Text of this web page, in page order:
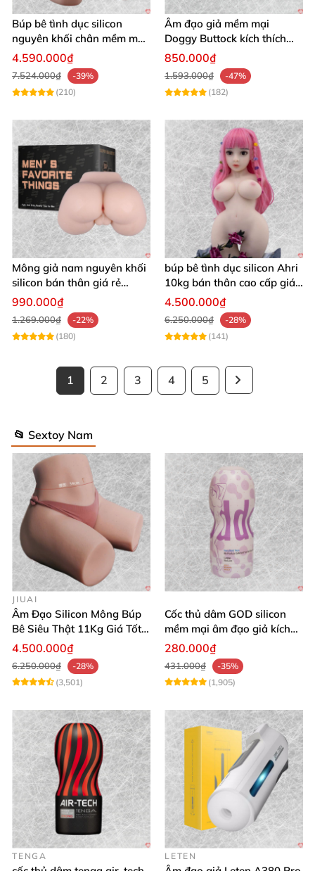
Búp bê tình dục silicon
nguyên khối chân mềm mại
giá tốt
4.590.000₫
7.524.000₫
-39%
(210)
Âm đạo giả mềm mại
Doggy Buttock kích thích
cực mạnh cho nam
850.000₫
1.593.000₫
-47%
(182)
Mông giả nam nguyên khối
silicon bán thân giá rẻ
sextoy nam
990.000₫
1.269.000₫
-22%
(180)
búp bê tình dục silicon Ahri
10kg bán thân cao cấp giá
tốt
4.500.000₫
6.250.000₫
-28%
(141)
1 2 3 4 5
📂 Sextoy Nam
JIUAI
Âm Đạo Silicon Mông Búp
Bê Siêu Thật 11Kg Giá Tốt
Hàng Nhật
4.500.000₫
6.250.000₫
-28%
(3,501)
Cốc thủ dâm GOD silicon
mềm mại âm đạo giả kích
thích mạnh mẽ
280.000₫
431.000₫
-35%
(1,905)
TENGA LETEN